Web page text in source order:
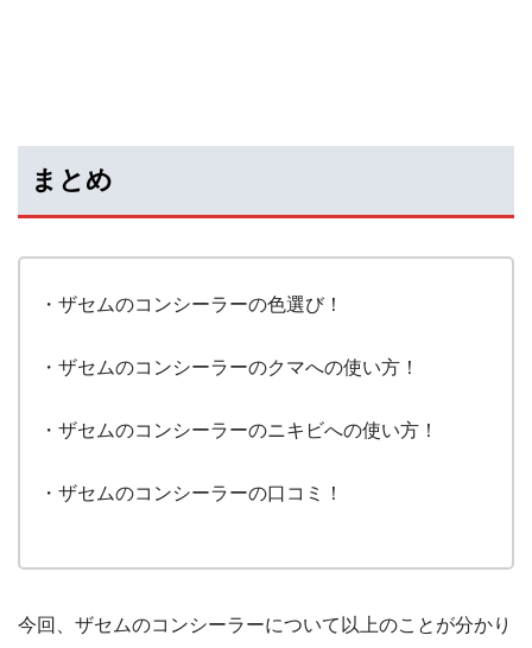
まとめ
・ザセムのコンシーラーの色選び！
・ザセムのコンシーラーのクマへの使い方！
・ザセムのコンシーラーのニキビへの使い方！
・ザセムのコンシーラーの口コミ！
今回、ザセムのコンシーラーについて以上のことが分かり